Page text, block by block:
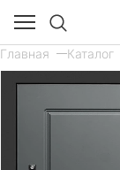
Главная Каталог